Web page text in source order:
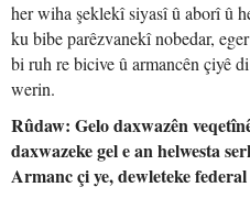
her wiha şeklekî siyasî û aborî û
ku bibe parêzvanekî nobedar,
bi ruh re bicive û armancên çiyê
werin.
Rûdaw: Gelo daxwazên
daxwazeke gel e an helwesta
Armanc çi ye, dewleteke